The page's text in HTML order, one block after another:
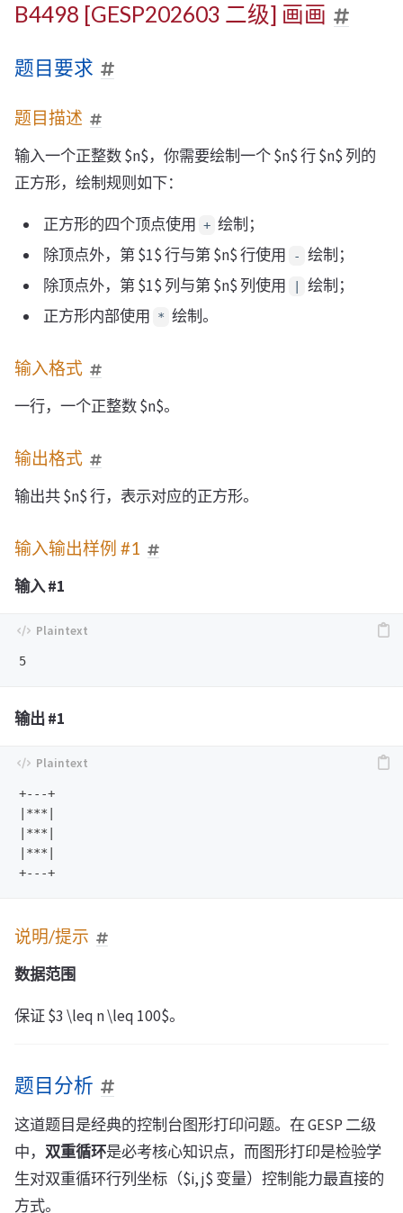
B4498 [GESP202603 二级] 画画
题目要求
题目描述
输入一个正整数 $n$，你需要绘制一个 $n$ 行 $n$ 列的
正方形，绘制规则如下：
正方形的四个顶点使用 + 绘制；
除顶点外，第 $1$ 行与第 $n$ 行使用
-
绘制；
除顶点外，第 $1$ 列与第 $n$ 列使用
绘制；
正方形内部使用
* 绘制。
输入格式
一行，一个正整数 $n$。
输出格式
输出共 $n$ 行，表示对应的正方形。
输入输出样例 #1
输入 #1
输出 #1
+---+
|***|
|***|
|***|
说明/提示
数据范围
保证 $3 \leq n \leq 100$。
题目分析
这道题目是经典的控制台图形打印问题。在 GESP 二级
中， 双重循环是必考核心知识点，而图形打印是检验学
生对双重循环行列坐标（$i, j$ 变量）控制能力最直接的
方式。